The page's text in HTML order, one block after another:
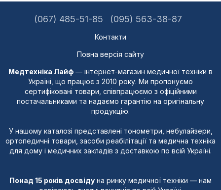
(067) 485-51-85 (095) 563-38-87
Контакти
Повна версія сайту
Медтехніка Лайф — інтернет-магазин медичної техніки в
Україні, що працює з 2010 року. Ми пропонуємо
сертифіковані товари, співпрацюємо з офіційними
постачальниками та надаємо гарантію на оригінальну
продукцію.
У нашому каталозі представлені тонометри, небулайзери,
ортопедичні товари, засоби реабілітації та медична техніка
для дому і медичних закладів з доставкою по всій Україні.
Понад 15 років досвіду на ринку медичної техніки — нам